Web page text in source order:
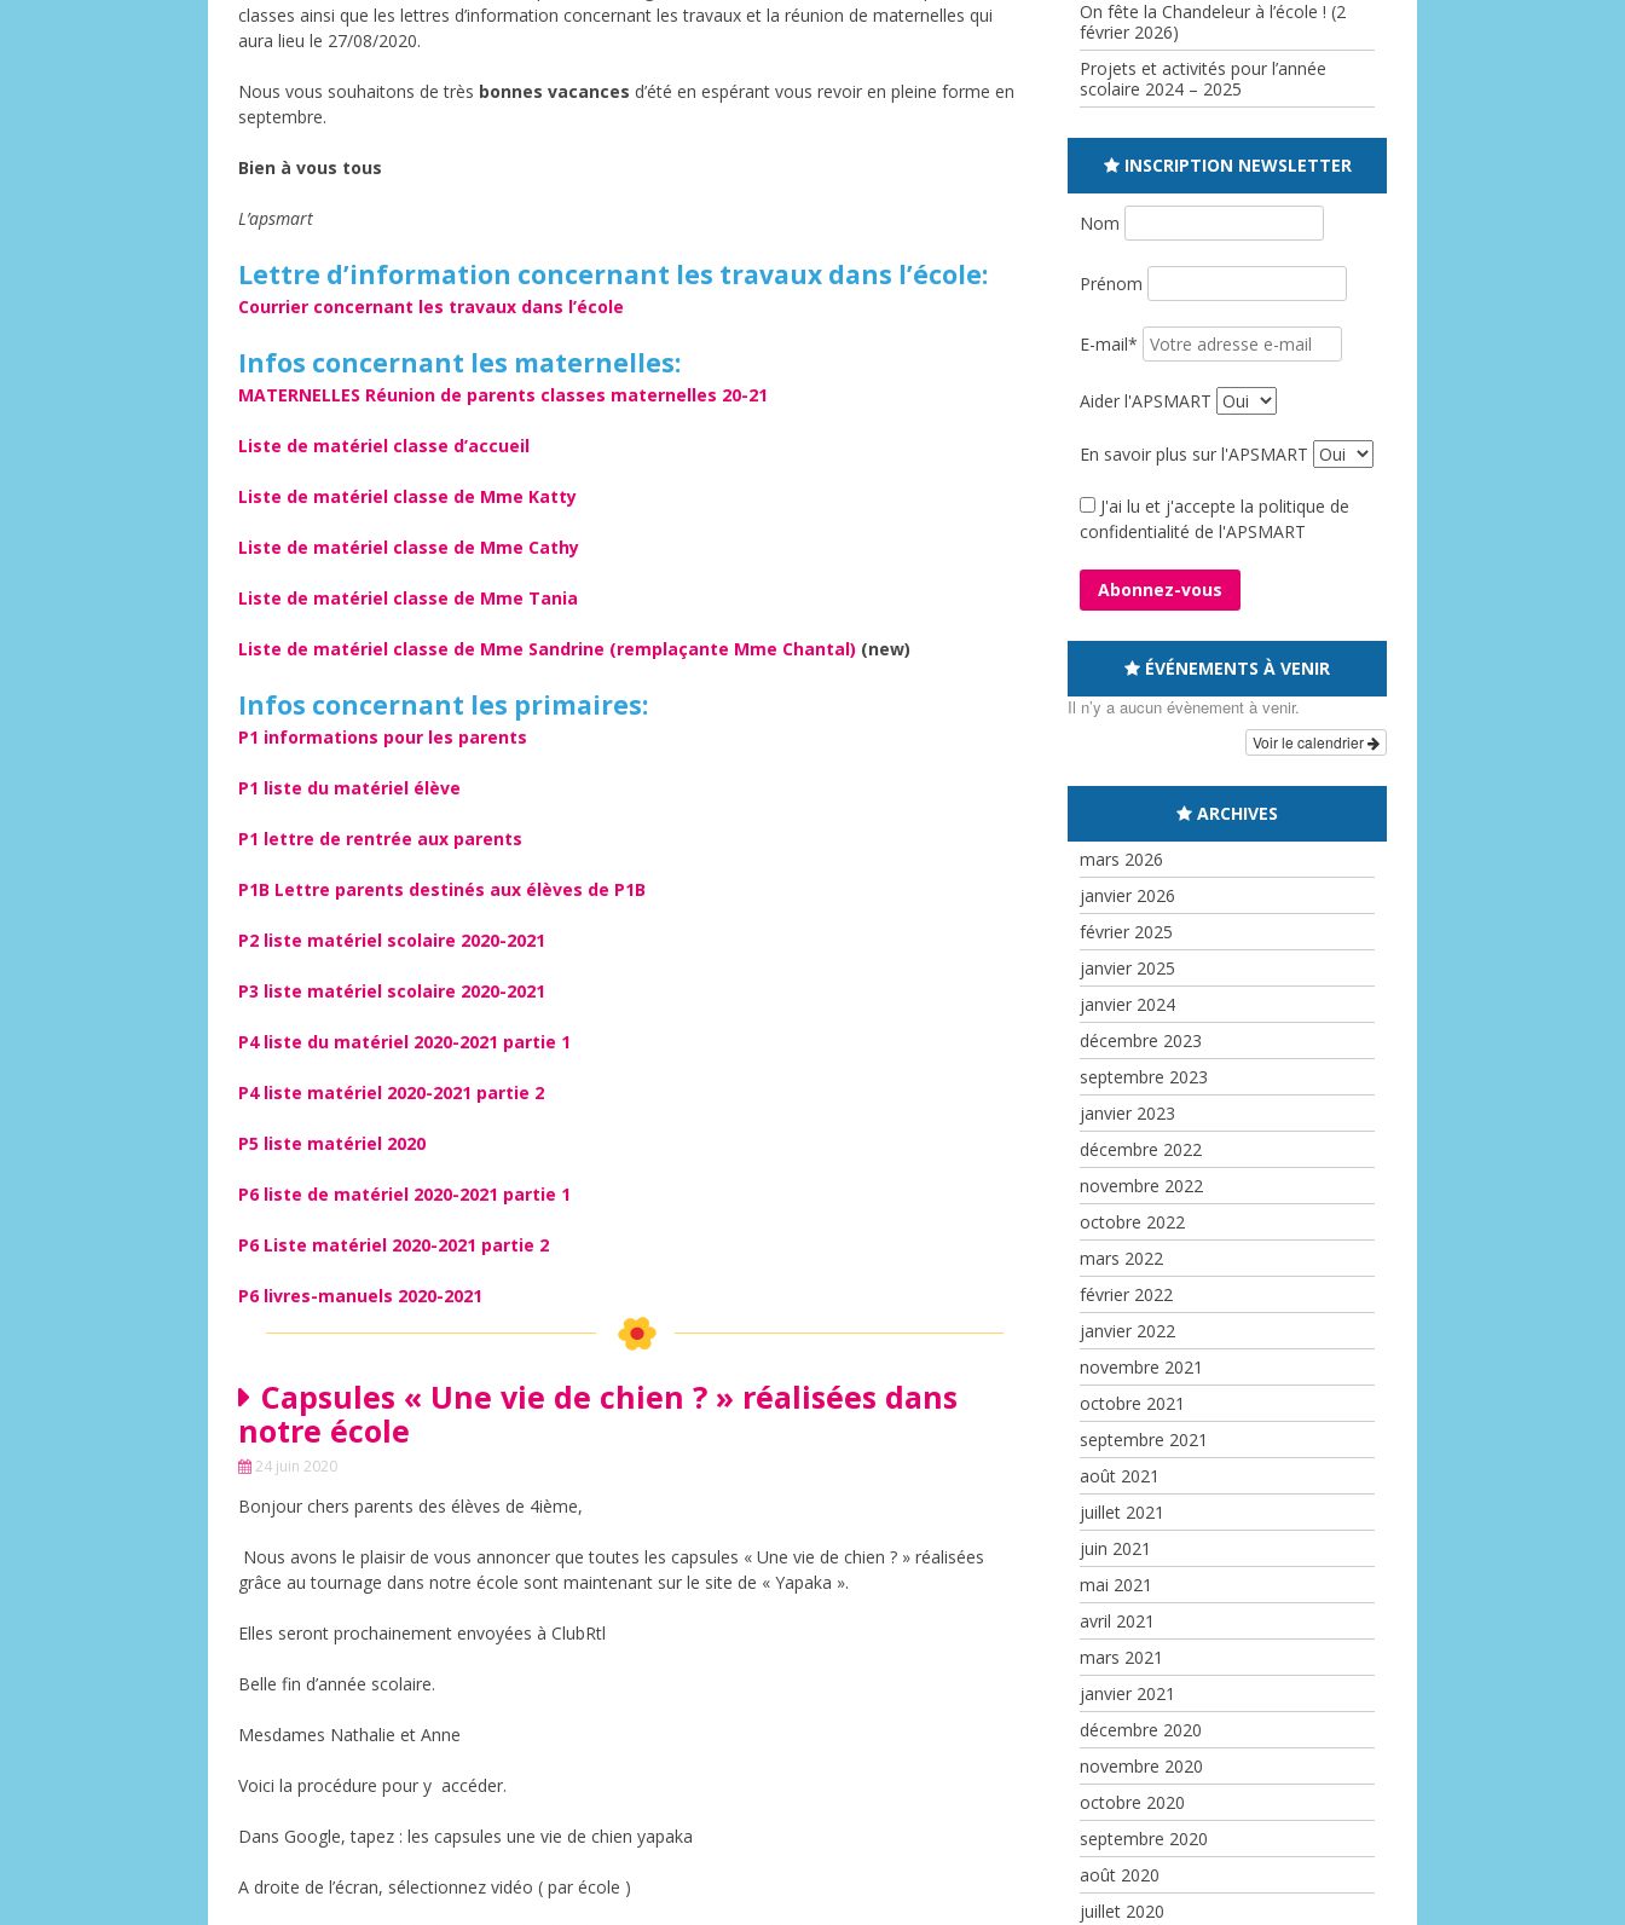
PV de réunions
CoPa – Conseil de
classes ainsi que les lettres d’information concernant les travaux et la réunion de maternelles qui
aura lieu le 27/08/2020.
Nous vous souhaitons de très bonnes vacances d’été en espérant vous revoir en pleine forme en
septembre.
Bien à vous tous
L’apsmart
Lettre d’information concernant les travaux dans l’école:
Courrier concernant les travaux dans l’école
Infos concernant les maternelles:
MATERNELLES Réunion de parents classes maternelles 20-21
Liste de matériel classe d’accueil
Liste de matériel classe de Mme Katty
Liste de matériel classe de Mme Cathy
Liste de matériel classe de Mme Tania
Liste de matériel classe de Mme Sandrine (remplaçante Mme Chantal) (new)
Infos concernant les primaires:
P1 informations pour les parents
P1 liste du matériel élève
P1 lettre de rentrée aux parents
P1B Lettre parents destinés aux élèves de P1B
P2 liste matériel scolaire 2020-2021
P3 liste matériel scolaire 2020-2021
P4 liste du matériel 2020-2021 partie 1
P4 liste matériel 2020-2021 partie 2
P5 liste matériel 2020
P6 liste de matériel 2020-2021 partie 1
P6 Liste matériel 2020-2021 partie 2
P6 livres-manuels 2020-2021
Capsules « Une vie de chien ? » réalisées dans
notre école
24 juin 2020
Bonjour chers parents des élèves de 4ième,
Nous avons le plaisir de vous annoncer que toutes les capsules « Une vie de chien ? » réalisées
grâce au tournage dans notre école sont maintenant sur le site de « Yapaka ».
Elles seront prochainement envoyées à ClubRtl
Belle fin d’année scolaire.
Mesdames Nathalie et Anne
Voici la procédure pour y accéder.
Dans Google, tapez : les capsules une vie de chien yapaka
A droite de l’écran, sélectionnez vidéo ( par école )
On fête la Chandeleur à l’école ! (2
février 2026)
Projets et activités pour l’année
scolaire 2024 – 2025
INSCRIPTION NEWSLETTER
Nom
Prénom
E-mail*
Aider l'APSMART
En savoir plus sur l'APSMART
J'ai lu et j'accepte la politique de
confidentialité de l'APSMART
ÉVÉNEMENTS À VENIR
Il n’y a aucun évènement à venir.
Voir le calendrier
ARCHIVES
mars 2026
janvier 2026
février 2025
janvier 2025
janvier 2024
décembre 2023
septembre 2023
janvier 2023
décembre 2022
novembre 2022
octobre 2022
mars 2022
février 2022
janvier 2022
novembre 2021
octobre 2021
septembre 2021
août 2021
juillet 2021
juin 2021
mai 2021
avril 2021
mars 2021
janvier 2021
décembre 2020
novembre 2020
octobre 2020
septembre 2020
août 2020
juillet 2020